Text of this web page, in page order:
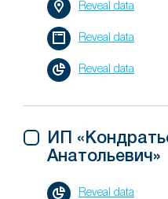
Reveal data
Reveal data
Reveal data
ИП
Анатольевич»
Reveal data